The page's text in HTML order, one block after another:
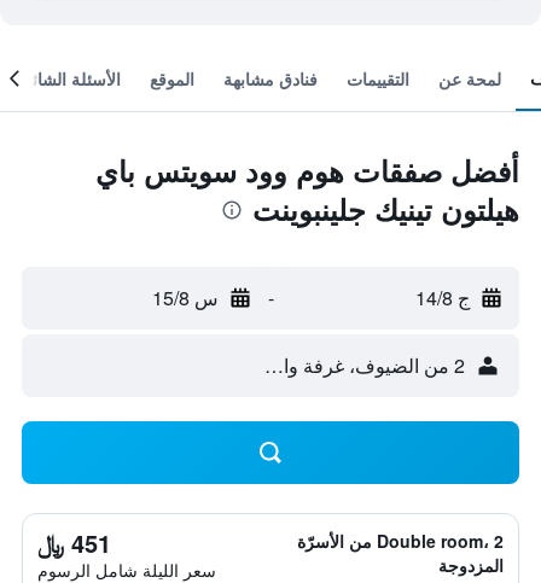
لمحة عن التقييمات فنادق مشابهة الموقع الأسئلة الشائعة
أفضل صفقات هوم وود سويتس باي
هيلتون تينيك جلينبوينت
ج 14/8 - س 15/8
2 من الضيوف، غرفة واحدة
Double room، 2 من الأسرّة
المزدوجة
451 ﷼
سعر الليلة شامل الرسوم